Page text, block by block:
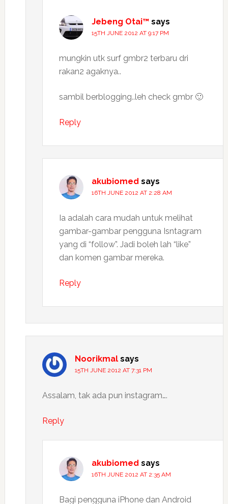
Jebeng Otai™ says
15TH JUNE 2012 AT 9:17 PM
mungkin utk surf gmbr2 terbaru dri
rakan2 agaknya..
sambil berblogging..leh check gmbr 🙂
Reply
akubiomed says
16TH JUNE 2012 AT 2:28 AM
Ia adalah cara mudah untuk melihat
gambar-gambar pengguna Isntagram
yang di “follow”. Jadi boleh lah “like”
dan komen gambar mereka.
Reply
Noorikmal says
15TH JUNE 2012 AT 7:31 PM
Assalam, tak ada pun instagram….
Reply
akubiomed says
16TH JUNE 2012 AT 2:35 AM
Bagi pengguna iPhone dan Android